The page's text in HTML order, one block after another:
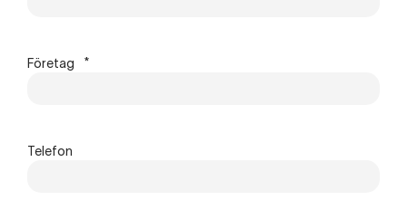
Företag *
Telefon